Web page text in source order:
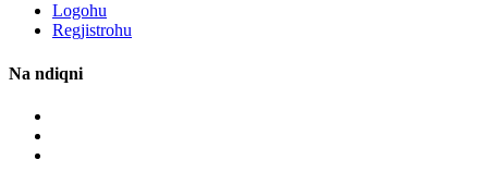
Logohu
Regjistrohu
Na ndiqni